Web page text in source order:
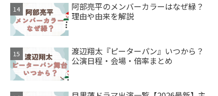
阿部亮平のメンバーカラーはなぜ緑？
理由や由来を解説
渡辺翔太『ピーターパン』いつから？
公演日程・会場・倍率まとめ